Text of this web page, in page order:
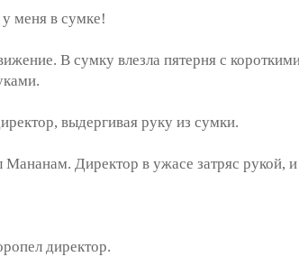
меня в сумке!
В сумку влезла пятерня с
выдергивая руку из сумки.
Директор в ужасе затряс рукой,
директор.